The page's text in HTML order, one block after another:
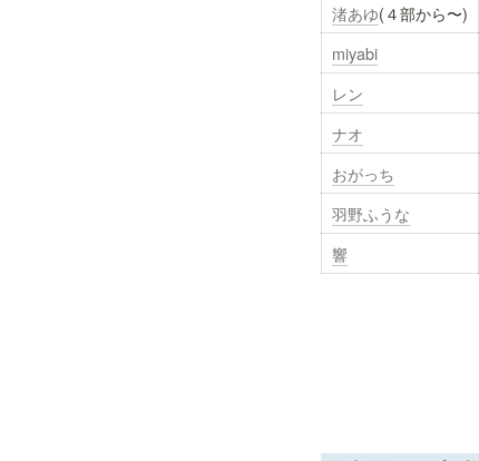
渚あゆ(４部から〜)
miyabi
レン
ナオ
おがっち
羽野ふうな
響